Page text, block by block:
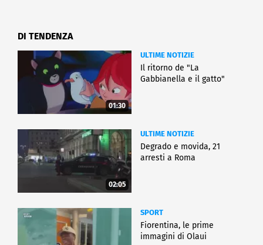
DI TENDENZA
01:30
ULTIME NOTIZIE
Il ritorno de "La
Gabbianella e il gatto"
02:05
ULTIME NOTIZIE
Degrado e movida, 21
arresti a Roma
SPORT
Fiorentina, le prime
immagini di Olaui